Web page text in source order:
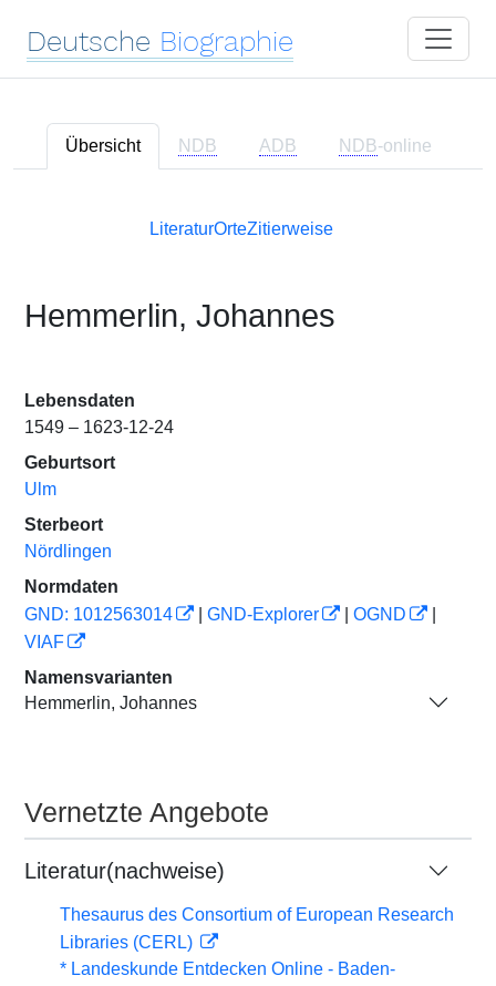
Deutsche Biographie
Übersicht NDB ADB NDB-online
LiteraturOrteZitierweise
Hemmerlin, Johannes
Lebensdaten
1549 – 1623-12-24
Geburtsort
Ulm
Sterbeort
Nördlingen
Normdaten
GND: 1012563014
GND-Explorer OGND
VIAF
Namensvarianten
Hemmerlin, Johannes
Vernetzte Angebote
Literatur(nachweise)
Thesaurus des Consortium of European Research
Libraries (CERL)
* Landeskunde Entdecken Online - Baden-